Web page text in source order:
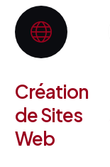
Création
de Sites
Web